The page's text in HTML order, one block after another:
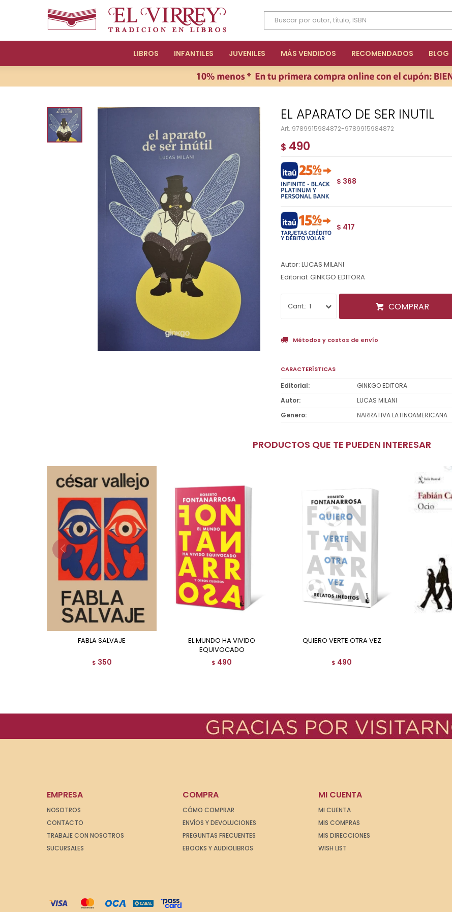
LIBROS INFANTILES JUVENILES MÁS VENDIDOS RECOMENDADOS BLOG
EL APARATO DE SER INUTIL
9789915984872-9789915984872
$ 490
$ 368
$ 417
Autor: LUCAS MILANI
Editorial: GINKGO EDITORA
1 COMPRAR
Métodos y costos de envío
CARACTERÍSTICAS
Editorial
GINKGO EDITORA
Autor
LUCAS MILANI
Genero
NARRATIVA LATINOAMERICANA
PRODUCTOS QUE TE PUEDEN INTERESAR
FABLA SALVAJE
$ 350
EL MUNDO HA VIVIDO
EQUIVOCADO
$ 490
QUIERO VERTE OTRA VEZ
$ 490
EMPRESA
NOSOTROS
CONTACTO
TRABAJE CON NOSOTROS
SUCURSALES
COMPRA
CÓMO COMPRAR
ENVÍOS Y DEVOLUCIONES
PREGUNTAS FRECUENTES
EBOOKS Y AUDIOLIBROS
MI CUENTA
MI CUENTA
MIS COMPRAS
MIS DIRECCIONES
WISH LIST